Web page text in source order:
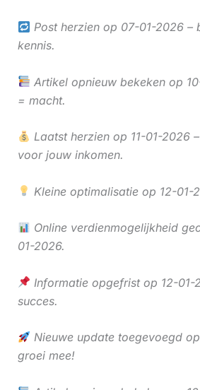
Post herzien op 07-01-2026 –
kennis.
Artikel opnieuw bekeken op
= macht.
Laatst herzien op 11-01-2026
voor jouw inkomen.
Kleine optimalisatie op 12-01-
Online verdienmogelijkheid
01-2026.
Informatie opgefrist op 12-
succes.
Nieuwe update toegevoegd
groei mee!